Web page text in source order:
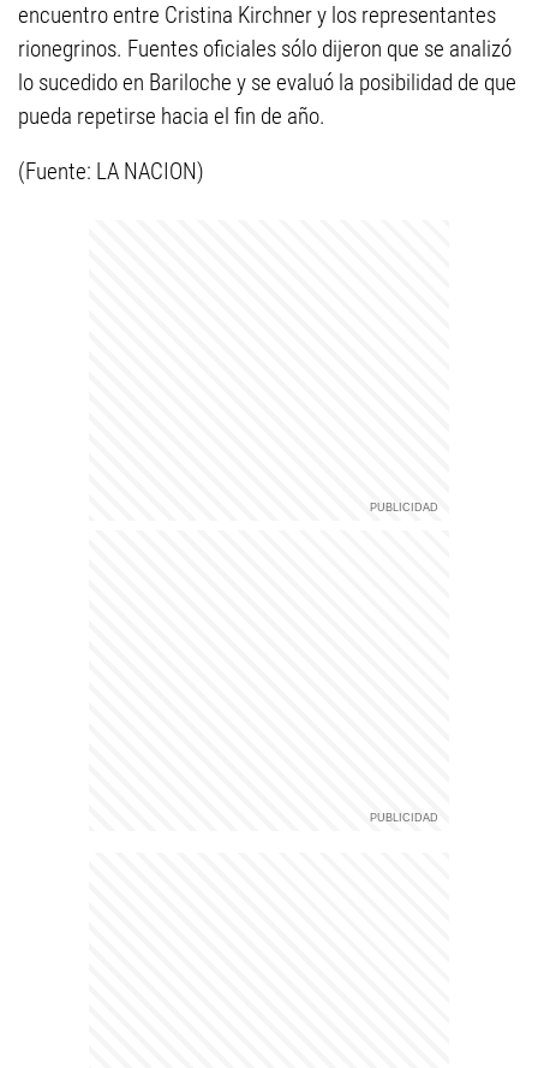
encuentro entre Cristina Kirchner y los representantes
rionegrinos. Fuentes oficiales sólo dijeron que se analizó
lo sucedido en Bariloche y se evaluó la posibilidad de que
pueda repetirse hacia el fin de año.
(Fuente: LA NACION)